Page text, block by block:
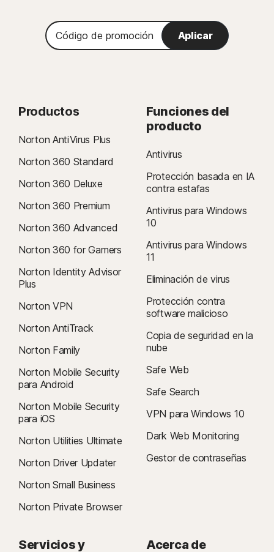
Código
de
promoción
Aplicar
Productos
Norton AntiVirus Plus
Norton 360 Standard
Norton 360 Deluxe
Norton 360 Premium
Norton 360 Advanced
Norton 360 for Gamers
Norton Identity Advisor
Plus
Norton VPN
Norton AntiTrack
Norton Family
Norton Mobile Security
para Android
Norton Mobile Security
para iOS
Norton Utilities Ultimate
Norton Driver Updater
Norton Small Business
Norton Private Browser
Funciones del
producto
Antivirus
Protección basada en IA
contra estafas
Antivirus para Windows
10
Antivirus para Windows
11
Eliminación de virus
Protección contra
software malicioso
Copia de seguridad en la
nube
Safe Web
Safe Search
VPN para Windows 10
Dark Web Monitoring
Gestor de contraseñas
Servicios y
Acerca de